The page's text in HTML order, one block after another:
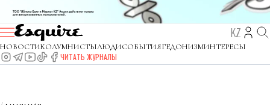
KZ
НОВОСТИКОЛУМНИСТЫЛЮДИСОБЫТИЯГЕДОНИЗМИНТЕРЕСЫ
ЧИТАТЬ ЖУРНАЛЫ